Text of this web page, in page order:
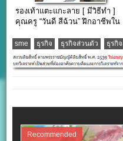
รองเท้าแตะแกะลาย [ มีวิธีทำ ]
คุณครู “วันดี สีฉ้วน” ฝึกอาชีพใน
sme ธุรกิจ ธุรกิจส่วนตัว ธุรกิ
Recommended